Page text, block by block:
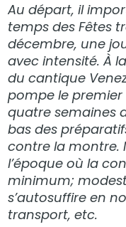
Au départ, il
temps des Fêtes
décembre, une
avec intensité. À
du cantique
pompe le premier
quatre semaines
bas des
contre la montre.
l’époque où la
minimum;
s’autosuffire en
transport, etc.